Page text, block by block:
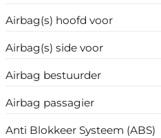
Airbag(s) hoofd voor
Airbag(s) side voor
Airbag bestuurder
Airbag passagier
Anti Blokkeer Systeem (ABS)